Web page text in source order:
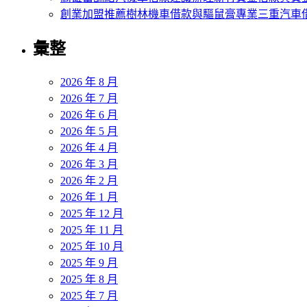
創業加盟推薦樹林機車借款與驅鼠膏專業三重汽車
彙整
2026 年 8 月
2026 年 7 月
2026 年 6 月
2026 年 5 月
2026 年 4 月
2026 年 3 月
2026 年 2 月
2026 年 1 月
2025 年 12 月
2025 年 11 月
2025 年 10 月
2025 年 9 月
2025 年 8 月
2025 年 7 月